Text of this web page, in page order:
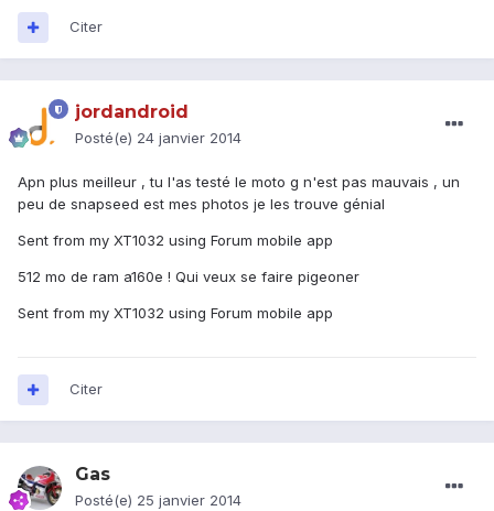
Citer
jordandroid
Posté(e) 24 janvier 2014
Apn plus meilleur , tu l'as testé le moto g n'est pas mauvais , un
peu de snapseed est mes photos je les trouve génial
Sent from my XT1032 using Forum mobile app
512 mo de ram a160e ! Qui veux se faire pigeoner
Sent from my XT1032 using Forum mobile app
Citer
Gas
Posté(e) 25 janvier 2014